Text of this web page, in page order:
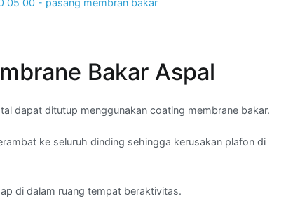
Bakar Aspal
dapat ditutup menggunakan coating membrane bakar.
ke seluruh dinding sehingga kerusakan plafon di
di dalam ruang tempat beraktivitas.